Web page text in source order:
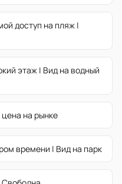
доступ на пляж |
этаж | Вид на водный
на рынке
времени | Вид на парк